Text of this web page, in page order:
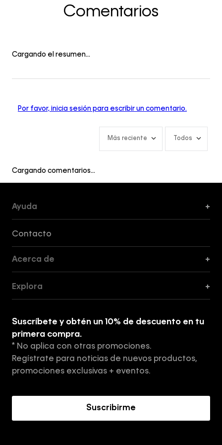
Comentarios
Cargando el resumen…
Por favor, inicia sesión para escribir un comentario.
Más reciente Todos
Cargando comentarios…
Ayuda +
Contacto
Acerca de +
Tiendas
Aviso de privacidad
Términos y Condiciones
Explora +
Suscríbete y obtén un 10% de descuento en tu
primera compra.
* No aplica con otras promociones.
Regístrate para noticias de nuevos productos,
promociones exclusivas + eventos.
Suscribirme